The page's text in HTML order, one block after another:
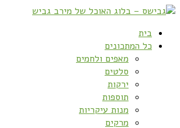
בית
כל המתכונים
מאפים ולחמים
סלטים
ירקות
תוספות
מנות עיקריות
מרקים